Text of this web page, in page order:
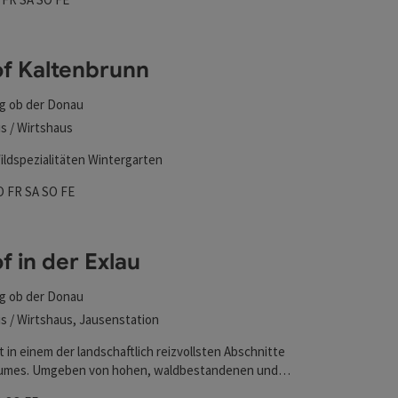
Kaltenbrunn
ob der Donau
/ Wirtshaus
Wintergarten
geöffnet
geöffnet
Donnerstag geöffnet
FR Freitag geöffnet
SASamstag geöffnet
SO Sonntag geöffnet
FEFeiertag geöffnet
in der Exlau
ob der Donau
/ Wirtshaus, Jausenstation
in einem der landschaftlich reizvollsten Abschnitte
Umgeben von hohen, waldbestandenen und